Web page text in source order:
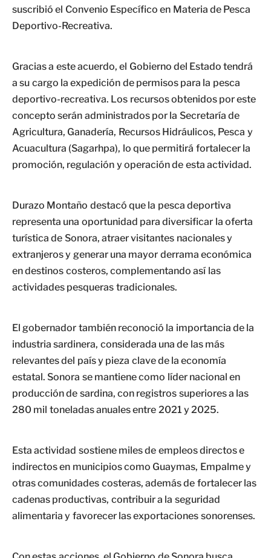
suscribió el Convenio Específico en Materia de Pesca
Deportivo-Recreativa.
Gracias a este acuerdo, el Gobierno del Estado tendrá
a su cargo la expedición de permisos para la pesca
deportivo-recreativa. Los recursos obtenidos por este
concepto serán administrados por la Secretaría de
Agricultura, Ganadería, Recursos Hidráulicos, Pesca y
Acuacultura (Sagarhpa), lo que permitirá fortalecer la
promoción, regulación y operación de esta actividad.
Durazo Montaño destacó que la pesca deportiva
representa una oportunidad para diversificar la oferta
turística de Sonora, atraer visitantes nacionales y
extranjeros y generar una mayor derrama económica
en destinos costeros, complementando así las
actividades pesqueras tradicionales.
El gobernador también reconoció la importancia de la
industria sardinera, considerada una de las más
relevantes del país y pieza clave de la economía
estatal. Sonora se mantiene como líder nacional en
producción de sardina, con registros superiores a las
280 mil toneladas anuales entre 2021 y 2025.
Esta actividad sostiene miles de empleos directos e
indirectos en municipios como Guaymas, Empalme y
otras comunidades costeras, además de fortalecer las
cadenas productivas, contribuir a la seguridad
alimentaria y favorecer las exportaciones sonorenses.